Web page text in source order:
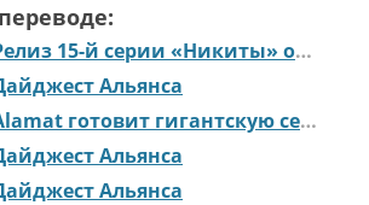
15-й серии «Никиты» от Alamat Studio
Альянса
готовит гигантскую серию «Никиты»
Альянса
Альянса